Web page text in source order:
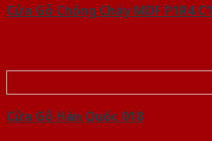
Cửa Gỗ Chống Cháy MDF P1R4 C1
Cửa Gỗ Hàn Quốc 018